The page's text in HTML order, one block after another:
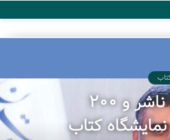
حضور ۳ هزار ناشر و ۲۰۰
کتاب